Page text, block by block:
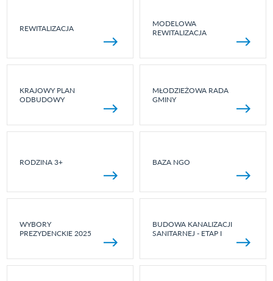
REWITALIZACJA
MODELOWA
REWITALIZACJA
KRAJOWY PLAN
ODBUDOWY
MŁODZIEŻOWA RADA
GMINY
RODZINA 3+ BAZA NGO
WYBORY
PREZYDENCKIE 2025
BUDOWA KANALIZACJI
SANITARNEJ - ETAP I